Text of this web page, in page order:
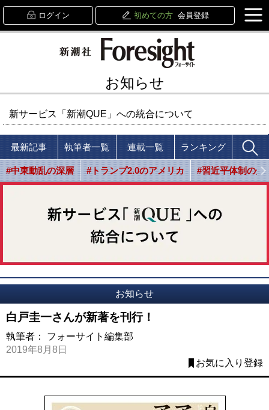
ログイン 初めての方 会員登録
お知らせ
新サービス「新潮QUE」への統合について
最新記事 執筆者一覧 連載一覧 ランキング
#中東動乱の深層 #トランプ2.0のアメリカ #習近平体制の光
お知らせ
白戸圭一さんが新著を刊行！
執筆者： フォーサイト編集部
2019年8月8日
お気に入り登録